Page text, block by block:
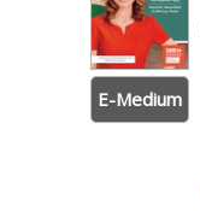
E-Medium